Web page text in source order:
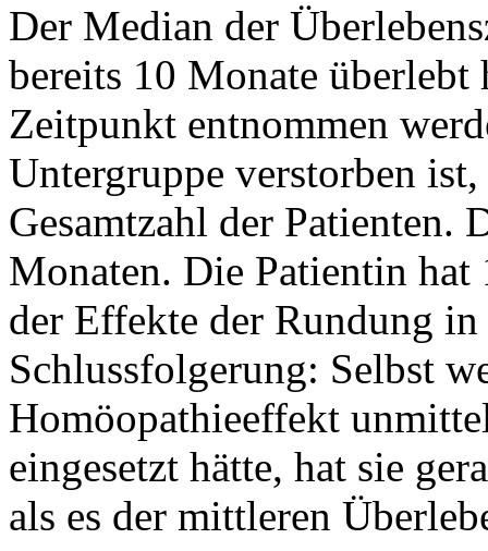
Der Median der
bereits 10 Monate
Zeitpunkt entnommen
Untergruppe verstorben
Gesamtzahl der Patienten.
Monaten. Die Patientin hat
der Effekte der Rundung
Schlussfolgerung: Selbst
Homöopathieeffekt
eingesetzt hätte, hat sie
als es der mittleren